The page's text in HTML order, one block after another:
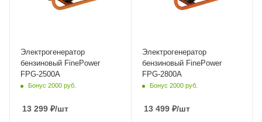
Электрогенератор
бензиновый FinePower
FPG-2500A
Бонус 2000 руб.
13 299 ₽/шт
Электрогенератор
бензиновый FinePower
FPG-2800A
Бонус 2000 руб.
13 499₽/шт